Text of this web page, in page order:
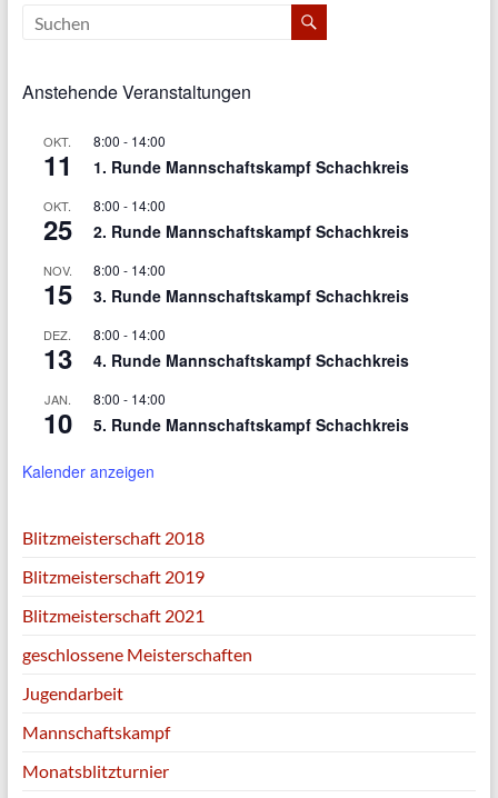
Anstehende Veranstaltungen
OKT.
11
8:00 - 14:00
1. Runde Mannschaftskampf Schachkreis
OKT.
25
8:00 - 14:00
2. Runde Mannschaftskampf Schachkreis
NOV.
15
8:00 - 14:00
3. Runde Mannschaftskampf Schachkreis
DEZ.
13
8:00 - 14:00
4. Runde Mannschaftskampf Schachkreis
JAN.
10
8:00 - 14:00
5. Runde Mannschaftskampf Schachkreis
Kalender anzeigen
Blitzmeisterschaft 2018
Blitzmeisterschaft 2019
Blitzmeisterschaft 2021
geschlossene Meisterschaften
Jugendarbeit
Mannschaftskampf
Monatsblitzturnier